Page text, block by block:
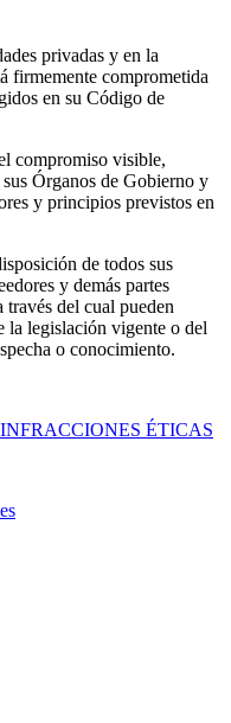
privadas y en la
firmemente comprometida
en su Código de
compromiso visible,
Órganos de Gobierno y
y principios previstos en
de todos sus
y demás partes
través del cual pueden
la legislación vigente o del
o conocimiento.
ÉTICAS